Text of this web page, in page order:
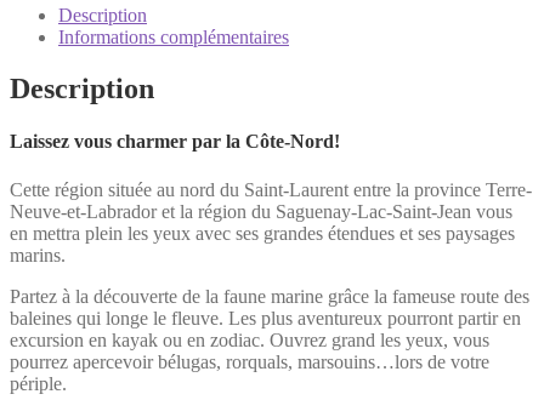
Nord
en
Description
Informations complémentaires
Description
Laissez vous charmer par la Côte-Nord!
Cette région située au nord du Saint-Laurent entre la province Terre-
Neuve-et-Labrador et la région du Saguenay-Lac-Saint-Jean vous
en mettra plein les yeux avec ses grandes étendues et ses paysages
marins.
Partez à la découverte de la faune marine grâce la fameuse route des
baleines qui longe le fleuve. Les plus aventureux pourront partir en
excursion en kayak ou en zodiac. Ouvrez grand les yeux, vous
pourrez apercevoir bélugas, rorquals, marsouins…lors de votre
périple.